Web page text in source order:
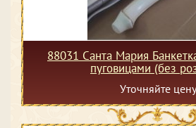
88031 Санта Мария
пуговицами (без
Уточняйте цену